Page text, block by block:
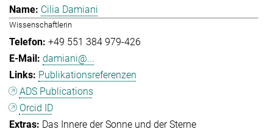
Cilia Damiani
Wissenschaftlerin
+49 551 384 979-426
damiani@...
Publikationsreferenzen
ADS Publications
Orcid ID
Das Innere der Sonne und der Sterne